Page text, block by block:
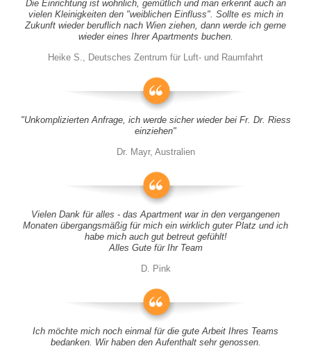
Die Einrichtung ist wohnlich, gemütlich und man erkennt auch an
vielen Kleinigkeiten den "weiblichen Einfluss". Sollte es mich in
Zukunft wieder beruflich nach Wien ziehen, dann werde ich gerne
wieder eines Ihrer Apartments buchen.
Heike S., Deutsches Zentrum für Luft- und Raumfahrt
"Unkomplizierten Anfrage, ich werde sicher wieder bei Fr. Dr. Riess
einziehen"
Dr. Mayr, Australien
Vielen Dank für alles - das Apartment war in den vergangenen
Monaten übergangsmäßig für mich ein wirklich guter Platz und ich
habe mich auch gut betreut gefühlt!
Alles Gute für Ihr Team
D. Pink
Ich möchte mich noch einmal für die gute Arbeit Ihres Teams
bedanken. Wir haben den Aufenthalt sehr genossen.